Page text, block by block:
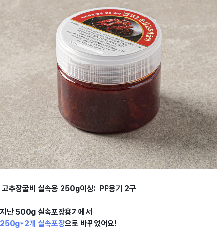
고추장굴비 실속용 250g이상: PP용기 2구
지난 500g 실속포장용기에서
250g*2개 실속포장으로 바뀌었어요!